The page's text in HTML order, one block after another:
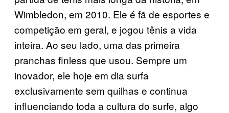
Wimbledon, em 2010. Ele é fã de esportes e
competição em geral, e jogou tênis a vida
inteira. Ao seu lado, uma das primeira
pranchas finless que usou. Sempre um
inovador, ele hoje em dia surfa
exclusivamente sem quilhas e continua
influenciando toda a cultura do surfe, algo